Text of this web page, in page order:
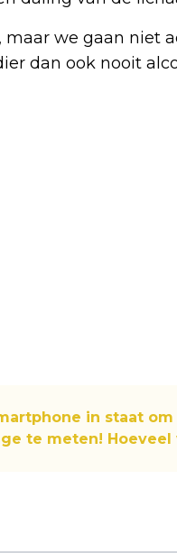
we gaan niet
dan ook nooit
in staat om
te meten! Hoeveel